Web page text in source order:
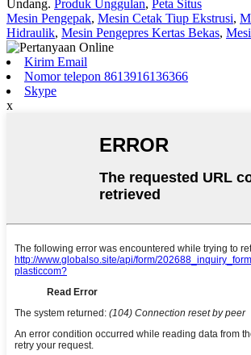
Undang. Produk Unggulan, Peta Situs
Mesin Pengepak, Mesin Cetak Tiup Ekstrusi,
Hidraulik, Mesin Pengepres Kertas Bekas,
Kirim Email
Nomor telepon 8613916136366
Skype
x